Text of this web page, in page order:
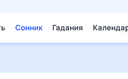
Сонник Гадания